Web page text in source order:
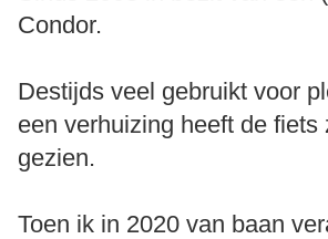
Condor.
Destijds veel gebruikt voor
een verhuizing heeft de
gezien.
Toen ik in 2020 van baan